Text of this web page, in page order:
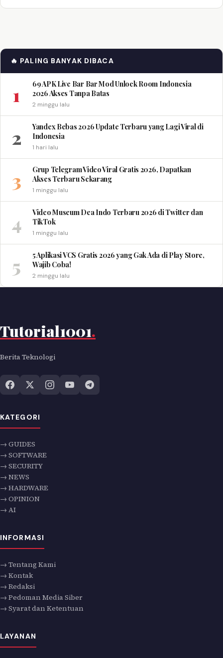
🔥 PALING BANYAK DIBACA
1
69 APK Live Bar Bar Mod Unlock Room Indonesia
2026 Akses Tanpa Batas
2 minggu lalu
2
Yandex Bebas 2026 Update Terbaru yang Lagi Viral di
Indonesia
1 hari lalu
3
Grup Telegram Video Viral Gratis 2026, Dapatkan
Akses Terbaru Sekarang
1 minggu lalu
4
Video Museum Dea Indo Terbaru 2026 di Twitter dan
TikTok
1 minggu lalu
5
5 Aplikasi VCS Gratis 2026 yang Gak Ada di Play Store,
Wajib Coba!
2 minggu lalu
Tutorial1001.
Berita Teknologi
KATEGORI
→ GUIDES
→ SOFTWARE
→ SECURITY
→ NEWS
→ HARDWARE
→ OPINION
→ AI
INFORMASI
→ Tentang Kami
→ Kontak
→ Redaksi
→ Pedoman Media Siber
→ Syarat dan Ketentuan
LAYANAN